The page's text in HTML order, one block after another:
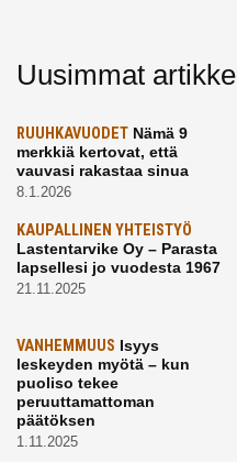
Uusimmat
RUUHKAVUODET Nämä 9
merkkiä kertovat, että
vauvasi rakastaa sinua
8.1.2026
KAUPALLINEN YHTEISTYÖ
Lastentarvike Oy – Parasta
lapsellesi jo vuodesta 1967
21.11.2025
VANHEMMUUS Isyys
leskeyden myötä – kun
puoliso tekee
peruuttamattoman
päätöksen
1.11.2025